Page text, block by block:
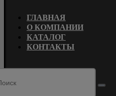
ГЛАВНАЯ
О КОМПАНИИ
КАТАЛОГ
КОНТАКТЫ